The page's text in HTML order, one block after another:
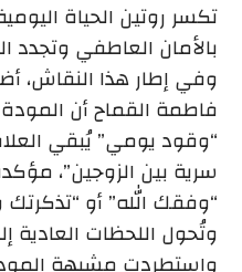
تكسر روتين الحياة
بالأمان العاطفي وتجدد
وفي إطار هذا النقاش،
فاطمة القماح أن
“وقود يومي” يُبقي
سرية بين الزوجين”،
“وفقك الله” أو
وتُحول اللحظات